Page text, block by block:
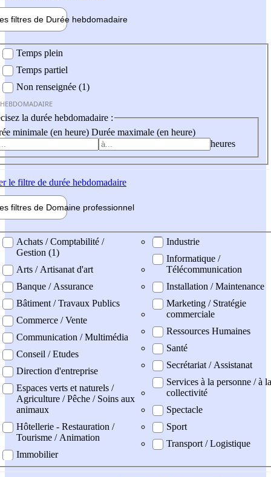
filtres de Durée hebdomadaire
Temps plein
Temps partiel
Non renseignée (1)
la durée hebdomadaire :
minimale (en heure) Durée maximale (en heure)
heures
le filtre de durée hebdomadaire
filtres de Domaine professionnel
professionel
Achats / Comptabilité /
Gestion (1)
Arts / Artisanat d'art
Banque / Assurance
Bâtiment / Travaux Publics
Commerce / Vente
Communication / Multimédia
Conseil / Etudes
Direction d'entreprise
Espaces verts et naturels /
Agriculture / Pêche / Soins aux
animaux
Hôtellerie - Restauration /
Tourisme / Animation
Immobilier
Industrie
Informatique /
Télécommunication
Installation / Maintenance
Marketing / Stratégie
commerciale
Ressources Humaines
Santé
Secrétariat / Assistanat
Services à la personne / à la
collectivité
Spectacle
Sport
Transport / Logistique